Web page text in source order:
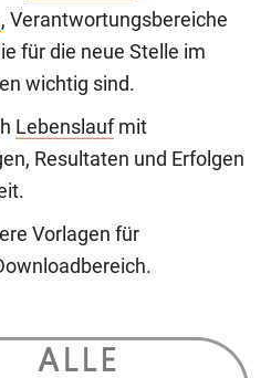
, Verantwortungsbereiche
für die neue Stelle im
wichtig sind.
Lebenslaufmit
Resultaten und Erfolgen
Vorlagen für